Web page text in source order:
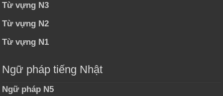
Từ vựng N3
Từ vựng N2
Từ vựng N1
Ngữ pháp tiếng Nhật
Ngữ pháp N5